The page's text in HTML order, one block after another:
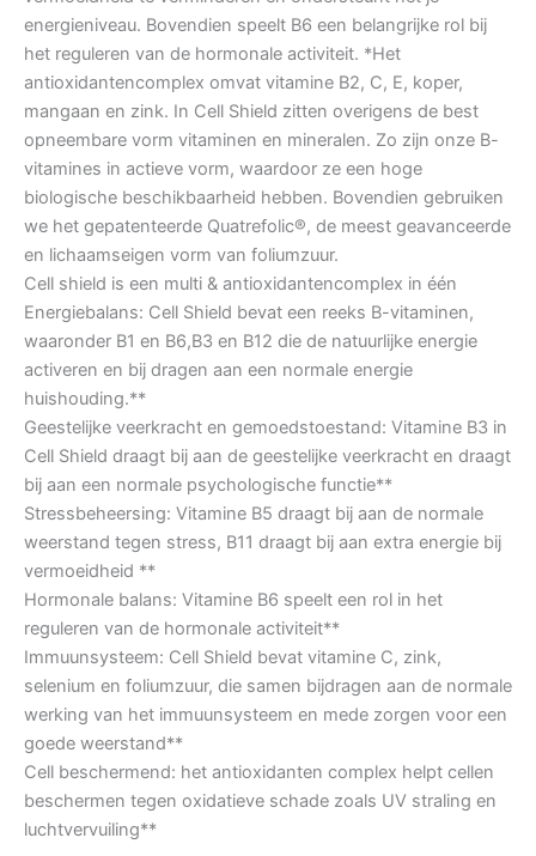
energieniveau. Bovendien speelt B6 een belangrijke rol bij
het reguleren van de hormonale activiteit. *Het
antioxidantencomplex omvat vitamine B2, C, E, koper,
mangaan en zink. In Cell Shield zitten overigens de best
opneembare vorm vitaminen en mineralen. Zo zijn onze B-
vitamines in actieve vorm, waardoor ze een hoge
biologische beschikbaarheid hebben. Bovendien gebruiken
we het gepatenteerde Quatrefolic®, de meest geavanceerde
en lichaamseigen vorm van foliumzuur.
Cell shield is een multi & antioxidantencomplex in één
Energiebalans: Cell Shield bevat een reeks B-vitaminen,
waaronder B1 en B6,B3 en B12 die de natuurlijke energie
activeren en bij dragen aan een normale energie
huishouding.**
Geestelijke veerkracht en gemoedstoestand: Vitamine B3 in
Cell Shield draagt bij aan de geestelijke veerkracht en draagt
bij aan een normale psychologische functie**
Stressbeheersing: Vitamine B5 draagt bij aan de normale
weerstand tegen stress, B11 draagt bij aan extra energie bij
vermoeidheid **
Hormonale balans: Vitamine B6 speelt een rol in het
reguleren van de hormonale activiteit**
Immuunsysteem: Cell Shield bevat vitamine C, zink,
selenium en foliumzuur, die samen bijdragen aan de normale
werking van het immuunsysteem en mede zorgen voor een
goede weerstand**
Cell beschermend: het antioxidanten complex helpt cellen
beschermen tegen oxidatieve schade zoals UV straling en
luchtvervuiling**